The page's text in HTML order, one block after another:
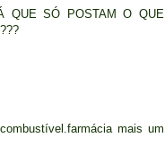
QUE SÓ POSTAM O QUE
mais um